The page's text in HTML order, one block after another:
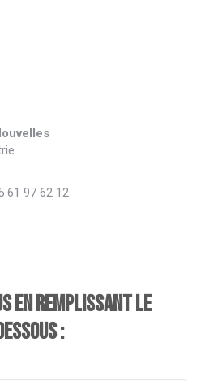
61 97 62 12
en remplissant le
: